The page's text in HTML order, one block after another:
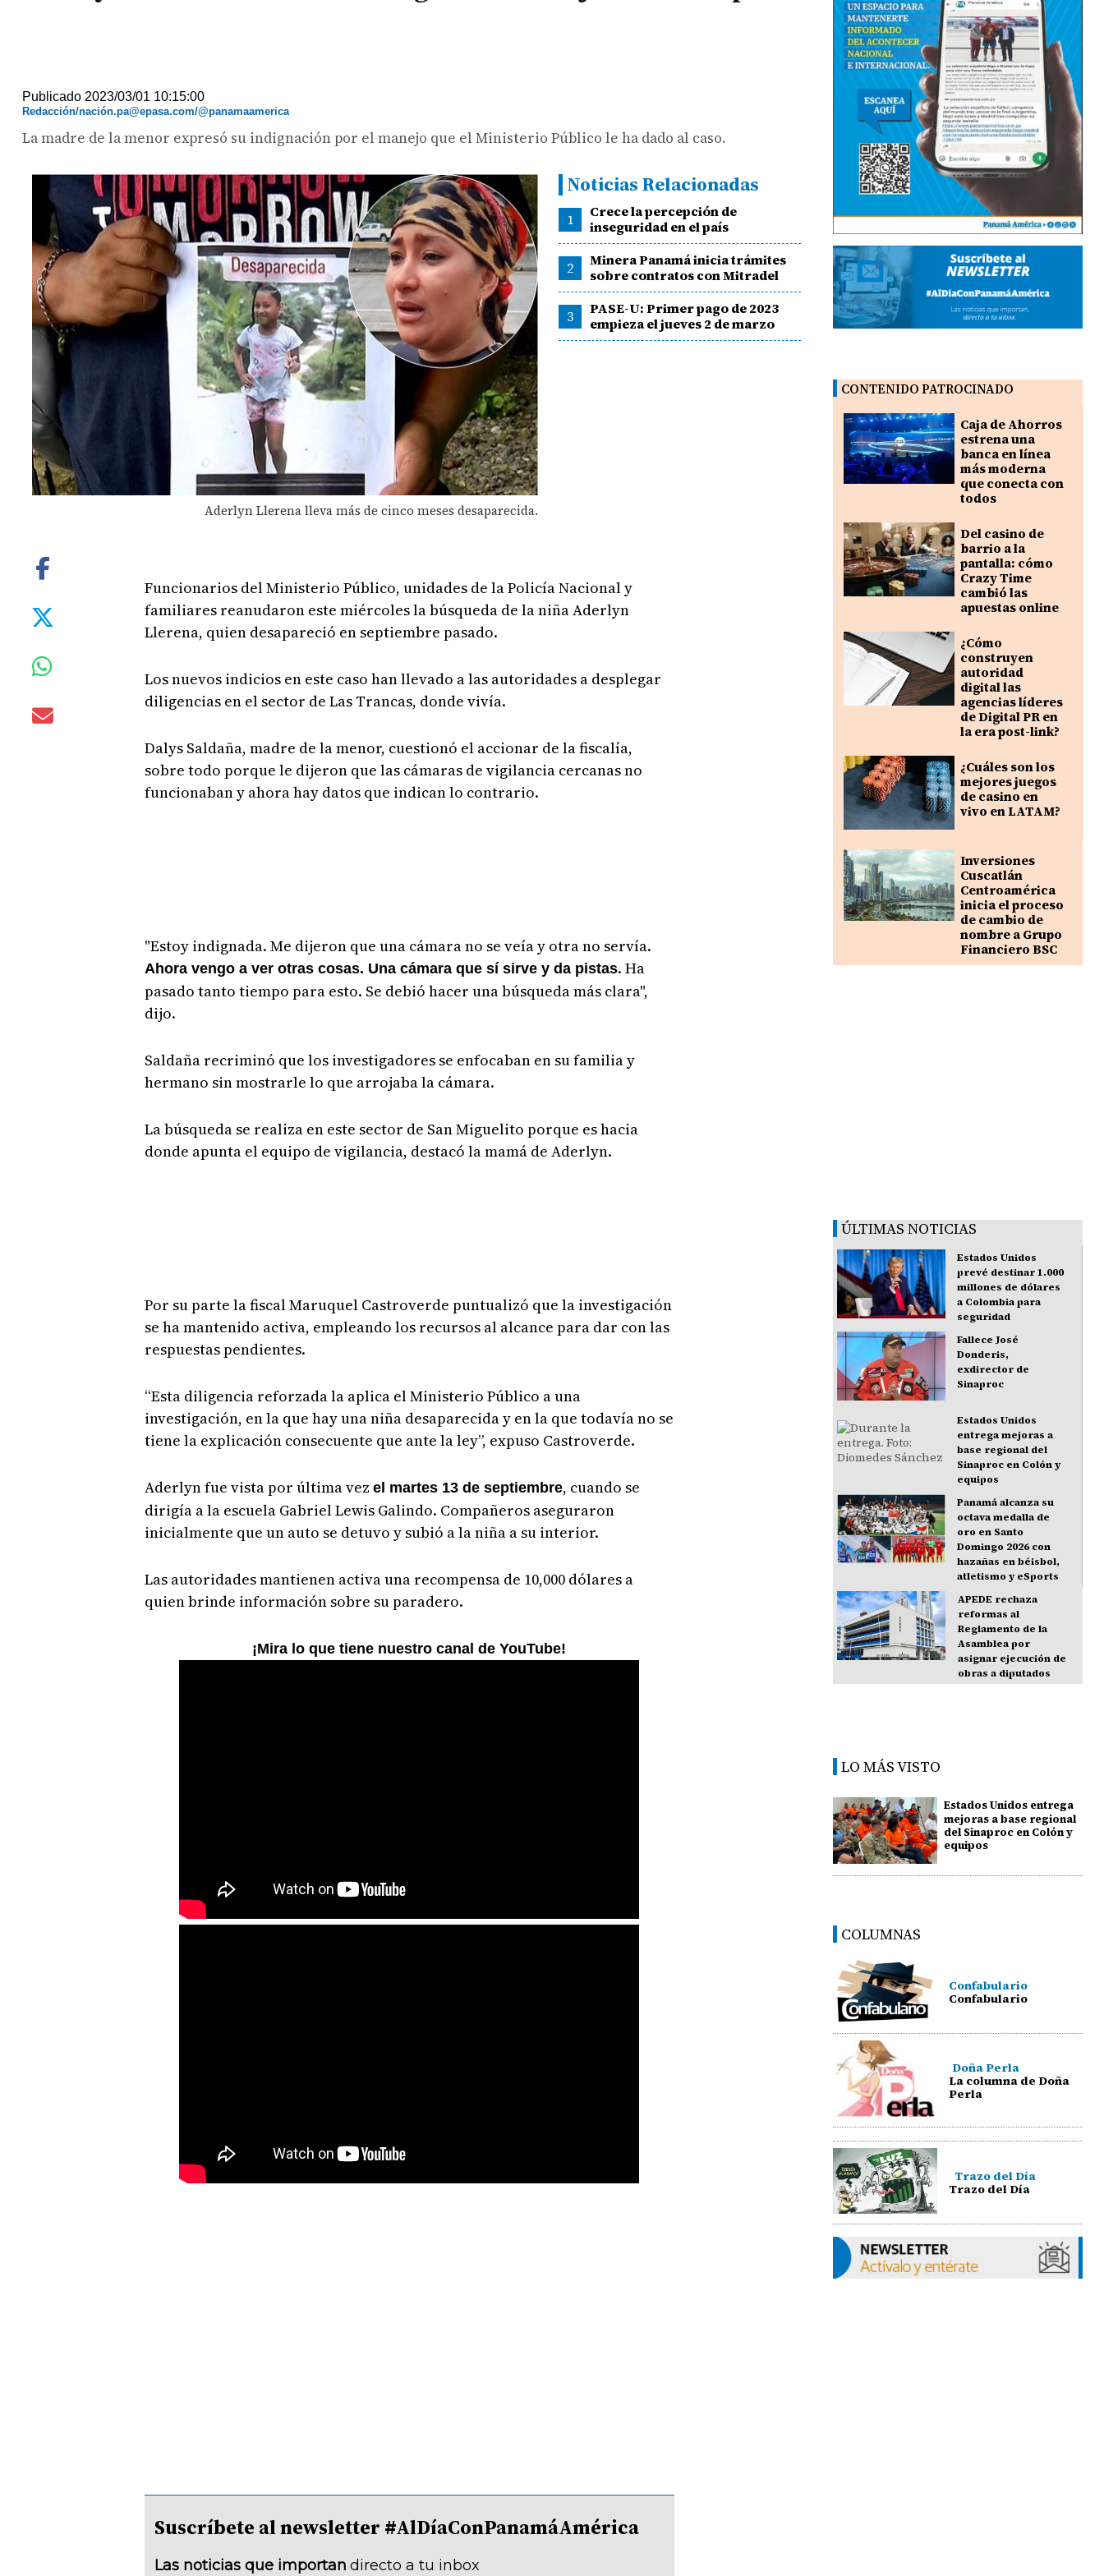
Publicado 2023/03/01 10:15:00
Redacción/nación.pa@epasa.com/@panamaamerica
La madre de la menor expresó su indignación por el manejo que el Ministerio Público le ha dado al caso.
Aderlyn Llerena lleva más de cinco meses desaparecida.
Noticias Relacionadas
1
Crece la percepción de
inseguridad en el país
2
Minera Panamá inicia trámites
sobre contratos con Mitradel
3
PASE-U: Primer pago de 2023
empieza el jueves 2 de marzo
Funcionarios del Ministerio Público, unidades de la Policía Nacional y
familiares reanudaron este miércoles la búsqueda de la niña Aderlyn
Llerena, quien desapareció en septiembre pasado.
Los nuevos indicios en este caso han llevado a las autoridades a desplegar
diligencias en el sector de Las Trancas, donde vivía.
Dalys Saldaña, madre de la menor, cuestionó el accionar de la fiscalía,
sobre todo porque le dijeron que las cámaras de vigilancia cercanas no
funcionaban y ahora hay datos que indican lo contrario.
"Estoy indignada. Me dijeron que una cámara no se veía y otra no servía.
Ahora vengo a ver otras cosas. Una cámara que sí sirve y da pistas. Ha
pasado tanto tiempo para esto. Se debió hacer una búsqueda más clara",
dijo.
Saldaña recriminó que los investigadores se enfocaban en su familia y
hermano sin mostrarle lo que arrojaba la cámara.
La búsqueda se realiza en este sector de San Miguelito porque es hacia
donde apunta el equipo de vigilancia, destacó la mamá de Aderlyn.
Por su parte la fiscal Maruquel Castroverde puntualizó que la investigación
se ha mantenido activa, empleando los recursos al alcance para dar con las
respuestas pendientes.
“Esta diligencia reforzada la aplica el Ministerio Público a una
investigación, en la que hay una niña desaparecida y en la que todavía no se
tiene la explicación consecuente que ante la ley”, expuso Castroverde.
Aderlyn fue vista por última vez el martes 13 de septiembre, cuando se
dirigía a la escuela Gabriel Lewis Galindo. Compañeros aseguraron
inicialmente que un auto se detuvo y subió a la niña a su interior.
Las autoridades mantienen activa una recompensa de 10,000 dólares a
quien brinde información sobre su paradero.
¡Mira lo que tiene nuestro canal de YouTube!
Suscríbete al newsletter #AlDíaConPanamáAmérica
Las noticias que importan directo a tu inbox
CONTENIDO PATROCINADO
Caja de Ahorros
estrena una
banca en línea
más moderna
que conecta con
todos
Del casino de
barrio a la
pantalla: cómo
Crazy Time
cambió las
apuestas online
¿Cómo
construyen
autoridad
digital las
agencias líderes
de Digital PR en
la era post-link?
¿Cuáles son los
mejores juegos
de casino en
vivo en LATAM?
Inversiones
Cuscatlán
Centroamérica
inicia el proceso
de cambio de
nombre a Grupo
Financiero BSC
ÚLTIMAS NOTICIAS
Estados Unidos
prevé destinar 1.000
millones de dólares
a Colombia para
seguridad
Fallece José
Donderis,
exdirector de
Sinaproc
Estados Unidos
entrega mejoras a
base regional del
Sinaproc en Colón y
equipos
Panamá alcanza su
octava medalla de
oro en Santo
Domingo 2026 con
hazañas en béisbol,
atletismo y eSports
APEDE rechaza
reformas al
Reglamento de la
Asamblea por
asignar ejecución de
obras a diputados
LO MÁS VISTO
Estados Unidos entrega
mejoras a base regional
del Sinaproc en Colón y
equipos
COLUMNAS
Confabulario
Confabulario
Doña Perla
La columna de Doña
Perla
Trazo del Día
Trazo del Día